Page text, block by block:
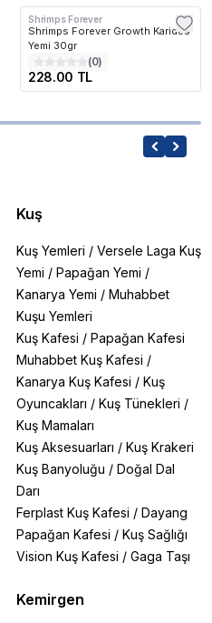
Shrimps Forever
Shrimps Forever Growth Karides
Yemi 30gr
(0)
228.00 TL
Kuş
Kuş Yemleri / Versele Laga Kuş
Yemi / Papağan Yemi /
Kanarya Yemi / Muhabbet
Kuşu Yemleri
Kuş Kafesi / Papağan Kafesi
Muhabbet Kuş Kafesi /
Kanarya Kuş Kafesi / Kuş
Oyuncakları / Kuş Tünekleri /
Kuş Mamaları
Kuş Aksesuarları / Kuş Krakeri
Kuş Banyoluğu / Doğal Dal
Darı
Ferplast Kuş Kafesi / Dayang
Papağan Kafesi / Kuş Sağlığı
Vision Kuş Kafesi / Gaga Taşı
Kemirgen